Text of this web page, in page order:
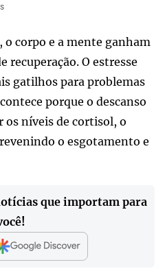
corpo e a mente ganham
recuperação. O estresse
gatilhos para problemas
porque o descanso
os níveis de cortisol, o
o esgotamento e
que importam para